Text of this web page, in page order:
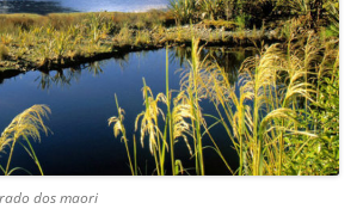
dos maori